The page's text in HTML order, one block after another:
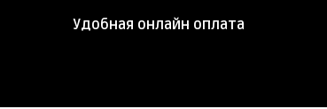
Удобная онлайн оплата